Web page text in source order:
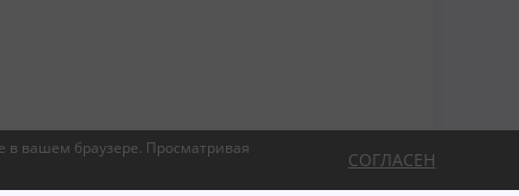
в вашем браузере. Просматривая
СОГЛАСЕН